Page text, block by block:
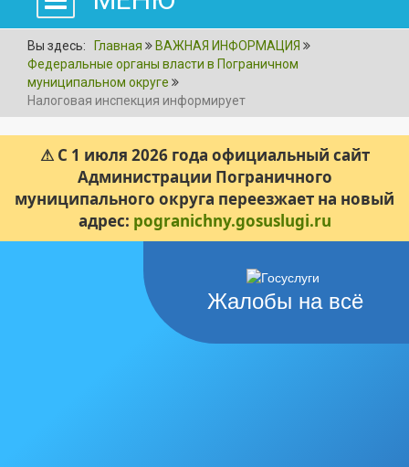
Вы здесь: Главная
ВАЖНАЯ ИНФОРМАЦИЯ
Федеральные органы власти в Пограничном
муниципальном округе
Налоговая инспекция информирует
⚠ С 1 июля 2026 года официальный сайт
Администрации Пограничного
муниципального округа переезжает на новый
адрес: pogranichny.gosuslugi.ru
Жалобы на всё